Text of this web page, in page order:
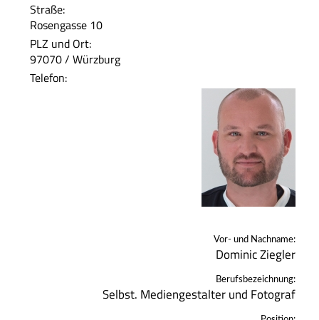
Straße:
Rosengasse 10
PLZ und Ort:
97070 / Würzburg
Telefon:
Vor- und Nachname:
Dominic Ziegler
Berufsbezeichnung:
Selbst. Mediengestalter und Fotograf